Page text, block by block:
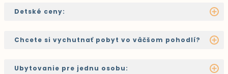
Detské ceny:
Chcete si vychutnať pobyt vo väčšom pohodlí?
Ubytovanie pre jednu osobu: